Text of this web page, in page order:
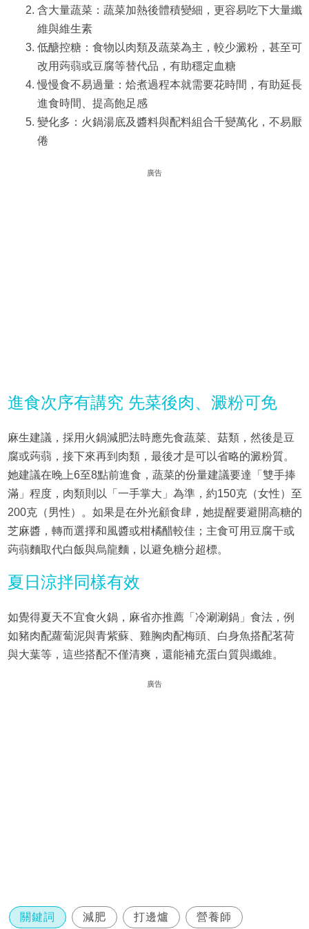
含大量蔬菜：蔬菜加熱後體積變細，更容易吃下大量纖
維與維生素
低醣控糖：食物以肉類及蔬菜為主，較少澱粉，甚至可
改用蒟蒻或豆腐等替代品，有助穩定血糖
慢慢食不易過量：烚煮過程本就需要花時間，有助延長
進食時間、提高飽足感
變化多：火鍋湯底及醬料與配料組合千變萬化，不易厭
倦
廣告
進食次序有講究 先菜後肉、澱粉可免
麻生建議，採用火鍋減肥法時應先食蔬菜、菇類，然後是豆
腐或蒟蒻，接下來再到肉類，最後才是可以省略的澱粉質。
她建議在晚上6至8點前進食，蔬菜的份量建議要達「雙手捧
滿」程度，肉類則以「一手掌大」為準，約150克（女性）至
200克（男性）。如果是在外光顧食肆，她提醒要避開高糖的
芝麻醬，轉而選擇和風醬或柑橘醋較佳；主食可用豆腐干或
蒟蒻麵取代白飯與烏龍麵，以避免糖分超標。
夏日涼拌同樣有效
如覺得夏天不宜食火鍋，麻省亦推薦「冷涮涮鍋」食法，例
如豬肉配蘿蔔泥與青紫蘇、雞胸肉配梅頭、白身魚搭配茗荷
與大葉等，這些搭配不僅清爽，還能補充蛋白質與纖維。
廣告
關鍵詞 減肥 打邊爐 營養師